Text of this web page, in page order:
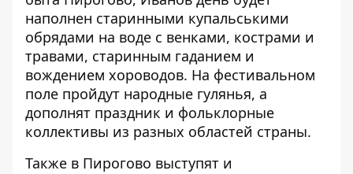
наполнен старинными купальськими
обрядами на воде с венками, кострами и
травами, старинным гаданием и
вождением хороводов. На фестивальном
поле пройдут народные гулянья, а
дополнят праздник и фольклорные
коллективы из разных областей страны.
Также в Пирогово выступят и